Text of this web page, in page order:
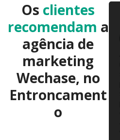
Os clientes
recomendam a
agência de
marketing
Wechase, no
Entroncament
o
José Pedro
Twobrothers
Colaboramos já há 10
anos, com troca de
ideias regulares para
testarmos. Campanhas
online, Email Marketing,
alterações na loja
online... tudo junto tem